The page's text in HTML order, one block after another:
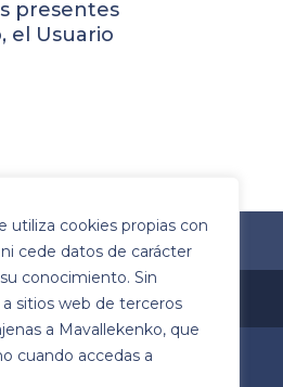
utiliza cookies propias con
cede datos de carácter
conocimiento. Sin
sitios web de terceros
a Mavallekenko, que
cuando accedas a
presentes
el Usuario